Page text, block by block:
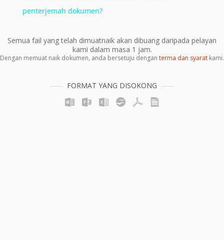
penterjemah dokumen?
Semua fail yang telah dimuatnaik akan dibuang daripada pelayan
kami dalam masa 1 jam.
Dengan memuat naik dokumen, anda bersetuju dengan terma dan syarat kami.
FORMAT YANG DISOKONG